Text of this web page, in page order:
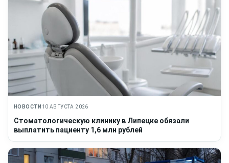
НОВОСТИ 10 АВГУСТА 2026
Стоматологическую клинику в Липецке обязали
выплатить пациенту 1,6 млн рублей